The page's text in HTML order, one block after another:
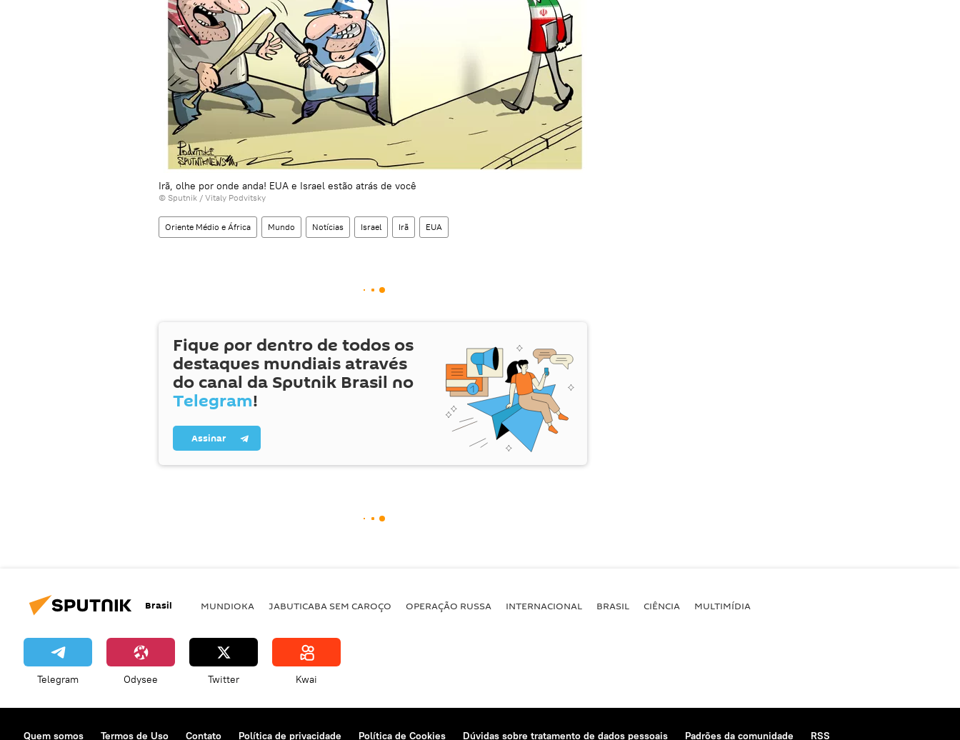
Irã, olhe por onde anda! EUA e Israel estão atrás de você
© Sputnik / Vitaly Podvitsky
Oriente Médio e África Mundo Notícias Israel Irã EUA
Fique por dentro de todos os
destaques mundiais através
do canal da Sputnik Brasil no
Telegram!
Assinar
Brasil MUNDIOKA JABUTICABA SEM CAROÇO OPERAÇÃO RUSSA INTERNACIONAL BRASIL CIÊNCIA MULTIMÍDIA
Telegram Odysee Twitter Kwai
Quem somos Termos de Uso Contato Política de privacidade Política de Cookies Dúvidas sobre tratamento de dados pessoais Padrões da comunidade RSS